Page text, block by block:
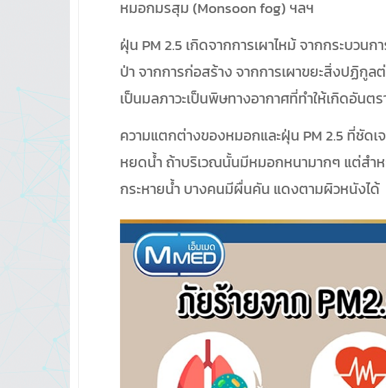
หมอกมรสุม (Monsoon fog) ฯลฯ
ฝุ่น PM 2.5 เกิดจากการเผาไหม้ จากกระบวน
ป่า จากการก่อสร้าง จากการเผาขยะสิ่งปฏิกู
เป็นมลภาวะเป็นพิษทางอากาศที่ทำให้เกิดอันต
ความแตกต่างของหมอกและฝุ่น PM 2.5 ที่ชัด
หยดน้ำ ถ้าบริเวณนั้นมีหมอกหนามากๆ แต่สำห
กระหายน้ำ บางคนมีผื่นคัน แดงตามผิวหนังได้